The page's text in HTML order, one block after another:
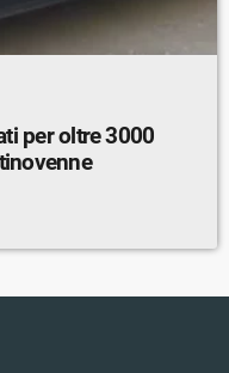
per oltre 3000